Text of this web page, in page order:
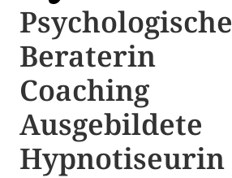
Psychologische ​​
Beraterin
Coaching
Ausgebildete​ ​
Hypnotiseurin